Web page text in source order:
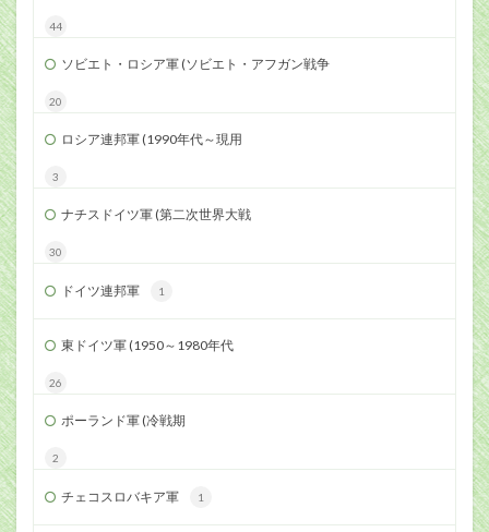
44
ソビエト・ロシア軍 (ソビエト・アフガン戦争
20
ロシア連邦軍 (1990年代～現用
3
ナチスドイツ軍 (第二次世界大戦
30
ドイツ連邦軍 1
東ドイツ軍 (1950～1980年代
26
ポーランド軍 (冷戦期
2
チェコスロバキア軍 1